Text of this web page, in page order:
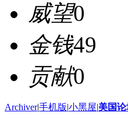
威望0
金钱49
贡献0
Archiver|手机版|小黑屋|美国